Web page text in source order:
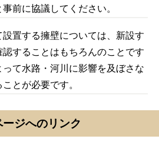
前に協議してください。
置する擁壁については、新設す
することはもちろんのことです
て水路・河川に影響を及ぼさな
とが必要です。
ジへのリンク